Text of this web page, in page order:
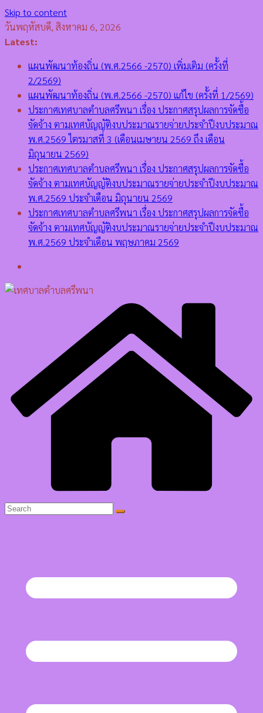
Skip to content
วันพฤหัสบดี, สิงหาคม 6, 2026
Latest:
แผนพัฒนาท้องถิ่น (พ.ศ.2566 -2570) เพิ่มเติม (ครั้งที่
2/2569)
แผนพัฒนาท้องถิ่น (พ.ศ.2566 -2570) แก้ไข (ครั้งที่ 1/2569)
ประกาศเทศบาลตำบลศรีพนา เรื่อง ประกาศสรุปผลการจัดซื้อ
จัดจ้าง ตามเทศบัญญัติงบประมาณรายจ่ายประจำปีงบประมาณ
พ.ศ.2569 ไตรมาสที่ 3 (เดือนเมษายน 2569 ถึง เดือน
มิถุนายน 2569)
ประกาศเทศบาลตำบลศรีพนา เรื่อง ประกาศสรุปผลการจัดซื้อ
จัดจ้าง ตามเทศบัญญัติงบประมาณรายจ่ายประจำปีงบประมาณ
พ.ศ.2569 ประจำเดือน มิถุนายน 2569
ประกาศเทศบาลตำบลศรีพนา เรื่อง ประกาศสรุปผลการจัดซื้อ
จัดจ้าง ตามเทศบัญญัติงบประมาณรายจ่ายประจำปีงบประมาณ
พ.ศ.2569 ประจำเดือน พฤษภาคม 2569